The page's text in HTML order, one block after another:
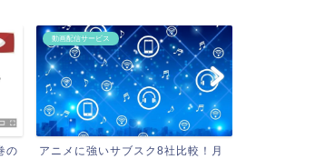
の
動画配信サービス
アニメに強いサブスク8社比較！月